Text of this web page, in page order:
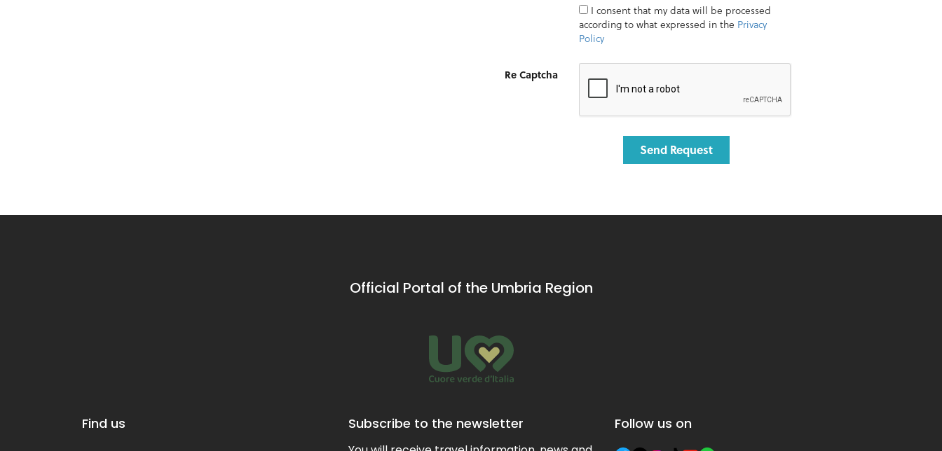
Official Portal of the Umbria Region
Find us Subscribe to the newsletter Follow us on